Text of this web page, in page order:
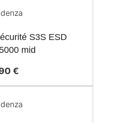
S3S ESD
mid
€